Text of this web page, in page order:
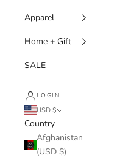
Apparel
Home + Gift
SALE
LOGIN
USD $
Country
Afghanistan
(USD $)